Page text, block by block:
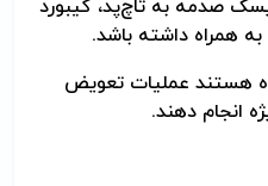
صدمه به تاچ‌پد، کیبورد
همراه داشته باشد.
هستند عملیات تعویض